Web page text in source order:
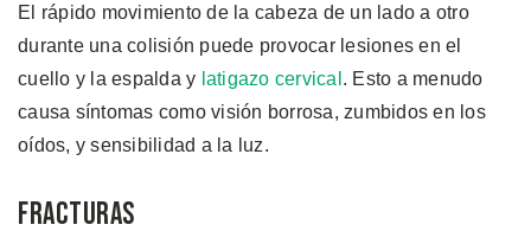
El rápido movimiento de la cabeza de un lado a otro
durante una colisión puede provocar lesiones en el
cuello y la espalda y latigazo cervical . Esto a menudo
causa síntomas como visión borrosa, zumbidos en los
oídos, y sensibilidad a la luz.
Fracturas